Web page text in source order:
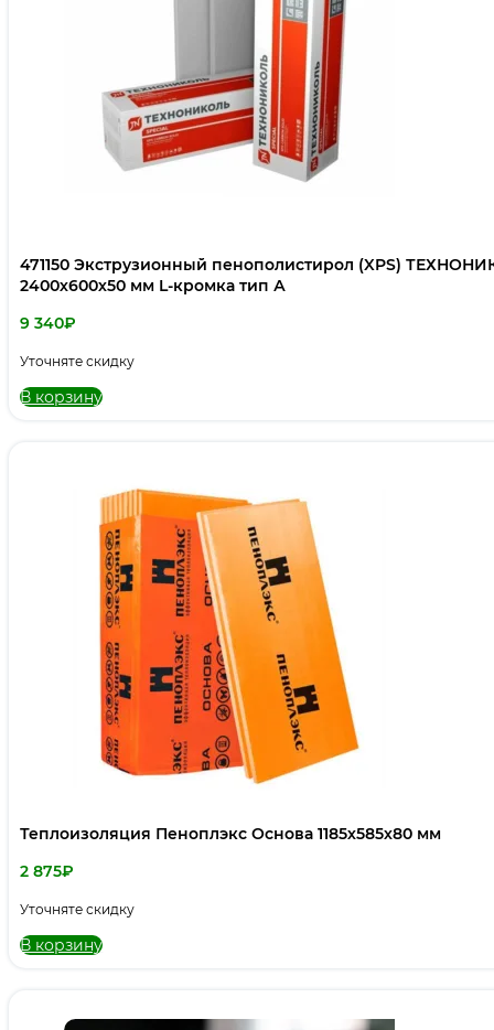
471150 Экструзионный пенополистирол (XPS)
2400х600х50 мм L-кромка тип А
9 340₽
Уточняте скидку
В корзину
Теплоизоляция Пеноплэкс Основа 1185х585х80 мм
2 875₽
Уточняте скидку
В корзину